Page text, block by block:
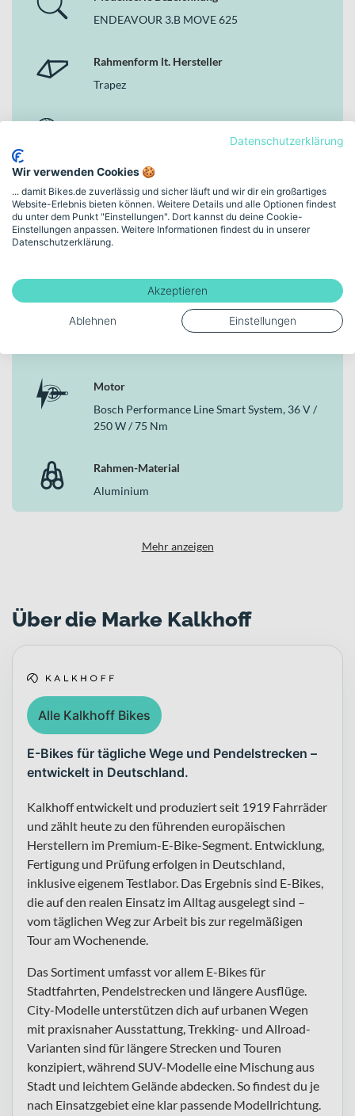
ENDEAVOUR 3.B MOVE 625
Rahmenform lt. Hersteller
Trapez
Rahmenhöhe
43 cm (28")
Kettenschaltung
Bremsen
Motor
Bosch Performance Line Smart System, 36 V /
250 W / 75 Nm
Rahmen-Material
Aluminium
Mehr anzeigen
Über die Marke Kalkhoff
Alle Kalkhoff Bikes
E-Bikes für tägliche Wege und Pendelstrecken –
entwickelt in Deutschland.
Kalkhoff entwickelt und produziert seit 1919 Fahrräder
und zählt heute zu den führenden europäischen
Herstellern im Premium-E-Bike-Segment. Entwicklung,
Fertigung und Prüfung erfolgen in Deutschland,
inklusive eigenem Testlabor. Das Ergebnis sind E-Bikes,
die auf den realen Einsatz im Alltag ausgelegt sind –
vom täglichen Weg zur Arbeit bis zur regelmäßigen
Tour am Wochenende.
Das Sortiment umfasst vor allem E-Bikes für
Stadtfahrten, Pendelstrecken und längere Ausflüge.
City-Modelle unterstützen dich auf urbanen Wegen
mit praxisnaher Ausstattung, Trekking- und Allroad-
Varianten sind für längere Strecken und Touren
konzipiert, während SUV-Modelle eine Mischung aus
Stadt und leichtem Gelände abdecken. So findest du je
nach Einsatzgebiet eine klar passende Modellrichtung.
Datenschutzerklärung
Wir verwenden Cookies 🍪
... damit Bikes.de zuverlässig und sicher läuft und wir dir ein großartiges
Website-Erlebnis bieten können. Weitere Details und alle Optionen findest
du unter dem Punkt "Einstellungen". Dort kannst du deine Cookie-
Einstellungen anpassen. Weitere Informationen findest du in unserer
Datenschutzerklärung.
Akzeptieren
Ablehnen Einstellungen